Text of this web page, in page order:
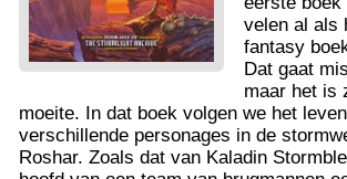
velen al als
fantasy
Dat gaat
maar het is
moeite. In dat boek volgen we het
verschillende personages in de
Roshar. Zoals dat van Kaladin